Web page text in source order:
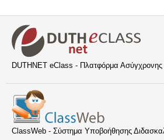
DUTHNET eClass - Πλατφόρμα Ασύγχρονης
ClassWeb - Σύστημα Υποβοήθησης